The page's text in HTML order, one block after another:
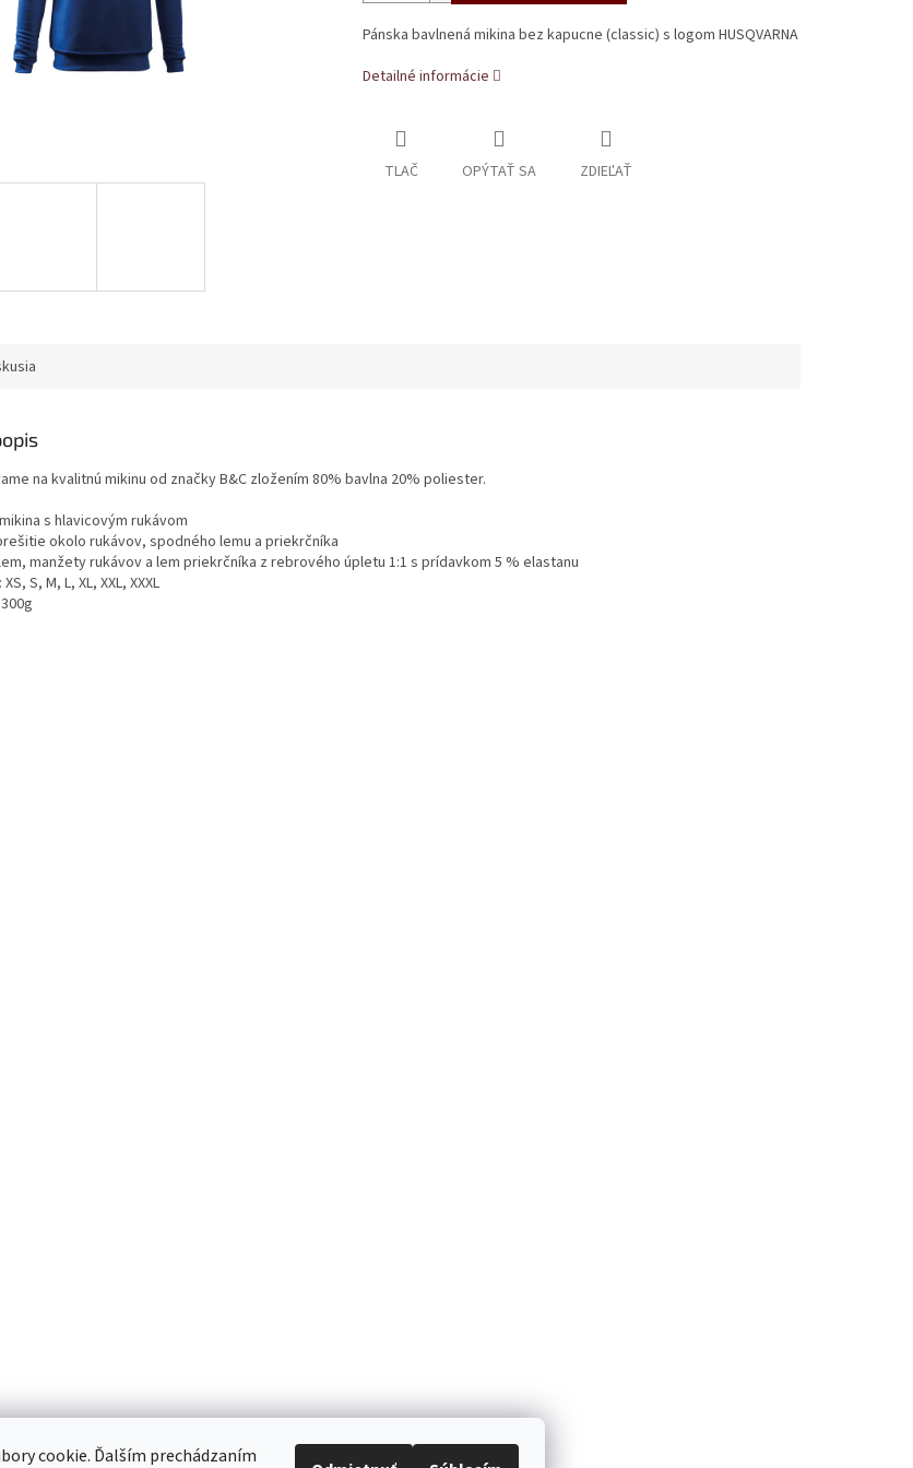
cookie. Ďalším prechádzaním
Pánska bavlnená mikina bez kapucne (classic) s logom HUSQVARNA
Detailné informácie
TLAČ OPÝTAŤ SA ZDIEĽAŤ
na kvalitnú mikinu od značky B&C zložením 80% bavlna 20% poliester.
s hlavicovým rukávom
okolo rukávov, spodného lemu a priekrčníka
manžety rukávov a lem priekrčníka z rebrového úpletu 1:1 s prídavkom 5 % elastanu
S, M, L, XL, XXL, XXXL